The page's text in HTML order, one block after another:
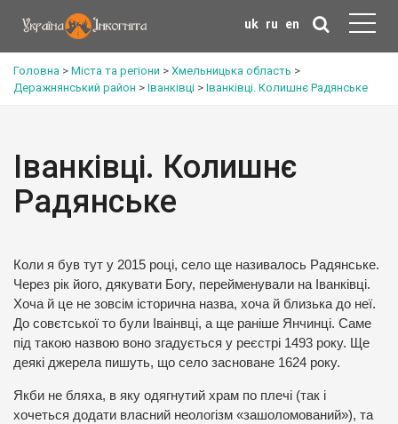
uk ru en
Головна > Міста та регіони > Хмельницька область >
Деражнянський район > Іванківці > Іванківці. Колишнє Радянське
Іванківці. Колишнє
Радянське
Коли я був тут у 2015 році, село ще називалось Радянське.
Через рік його, дякувати Богу, перейменували на Іванківці.
Хоча й це не зовсім історична назва, хоча й близька до неї.
До совєтської то були Іваінвці, а ще раніше Янчинці. Саме
під такою назвою воно згадується у реєстрі 1493 року. Ще
деякі джерела пишуть, що село засноване 1624 року.
Якби не бляха, в яку одягнутий храм по плечі (так і
хочеться додати власний неологізм «зашоломований»), та